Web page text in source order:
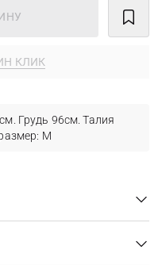
КЛИК
Грудь 96см. Талия
М